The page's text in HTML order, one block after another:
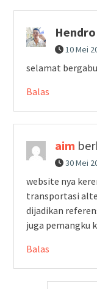
10 Mei
selamat
Balas
aim
30 Mei
website nya
transportasi
dijadikan
juga pemangku
Balas